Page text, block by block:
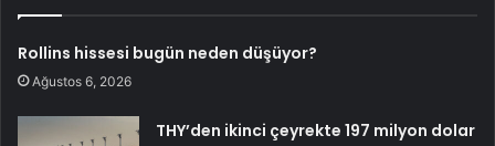
Rollins hissesi bugün neden düşüyor?
Ağustos 6, 2026
THY’den ikinci çeyrekte 197 milyon dolar